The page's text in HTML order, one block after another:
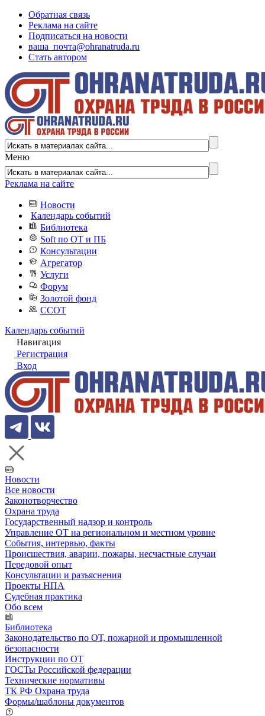
Обратная связь
Реклама на сайте
Подписаться на новости
ваша_почта@ohranatruda.ru
Стать автором
Меню
Реклама на сайте
Новости
Календарь событий
Библиотека
Soft по ОТ и ПБ
Консультации
Агрегатор
Услуги
Форум
Золотой фонд
ССОТ
Календарь событий
Навигация
Регистрация
Вход
Новости
Все новости
Законотворчество
Охрана труда
Государственный надзор и контроль
Управление ОТ на региональном и местном уровне
События, интервью, факты
Происшествия, аварии, пожары, несчастные случаи
Передовой опыт
Консультации и разъяснения
Проекты НПА
Судебная практика
Обо всем
Библиотека
Законодательство по ОТ, пожарной и промышленной
безопасности
Инструкции по ОТ
ГОСТы Российской федерации
Технические нормативы
ТК РФ Охрана труда
Формы/шаблоны документов